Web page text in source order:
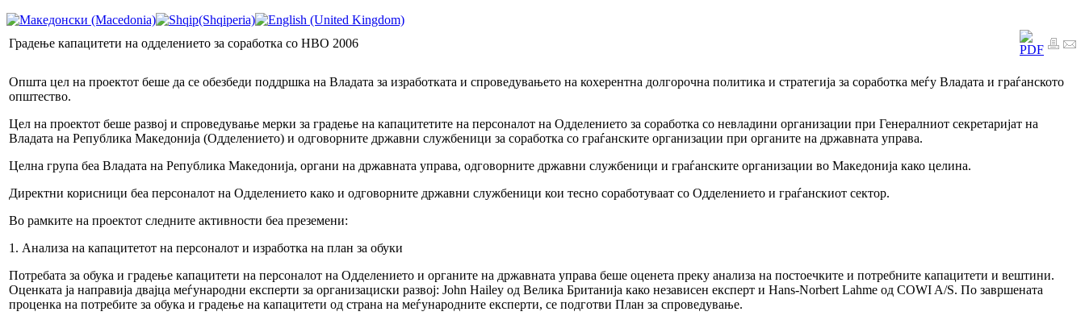
Градење капацитети на одделението за соработка со НВО 2006
Општа цел на проектот беше да се обезбеди поддршка на Владата за изработката и спроведувањето на кохерентна долгорочна политика и стратегија за соработка меѓу Владата и граѓанското
општество.
Цел на проектот беше развој и спроведување мерки за градење на капацитетите на персоналот на Одделението за соработка со невладини организации при Генералниот секретаријат на
Владата на Република Македонија (Одделението) и одговорните државни службеници за соработка со граѓанските организации при органите на државната управа.
Целна група беа Владата на Република Македонија, органи на државната управа, одговорните државни службеници и граѓанските организации во Македонија како целина.
Директни корисници беа персоналот на Одделението како и одговорните државни службеници кои тесно соработуваат со Одделението и граѓанскиот сектор.
Во рамките на проектот следните активности беа преземени:
1. Анализа на капацитетот на персоналот и изработка на план за обуки
Потребата за обука и градење капацитети на персоналот на Одделението и органите на државната управа беше оценета преку анализа на постоечките и потребните капацитети и вештини.
Оценката ја направија двајца меѓународни експерти за организациски развој: John Hailey од Велика Британија како независен експерт и Hans-Norbert Lahme од COWI A/S. По завршената
проценка на потребите за обука и градење на капацитети од страна на меѓународните експерти, се подготви План за спроведување.